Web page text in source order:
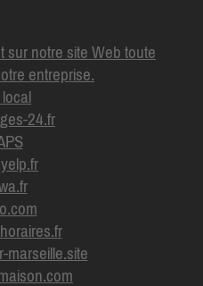
sur notre site Web toute
entreprise.
24.fr
r
marseille.site